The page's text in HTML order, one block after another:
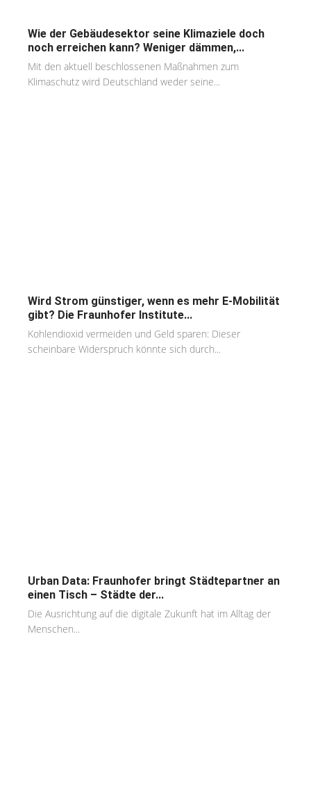
Wie der Gebäudesektor seine Klimaziele doch
noch erreichen kann? Weniger dämmen,...
Mit den aktuell beschlossenen Maßnahmen zum
Klimaschutz wird Deutschland weder seine...
Wird Strom günstiger, wenn es mehr E-Mobilität
gibt? Die Fraunhofer Institute...
Kohlendioxid vermeiden und Geld sparen: Dieser
scheinbare Widerspruch könnte sich durch...
Urban Data: Fraunhofer bringt Städtepartner an
einen Tisch – Städte der...
Die Ausrichtung auf die digitale Zukunft hat im Alltag der
Menschen...